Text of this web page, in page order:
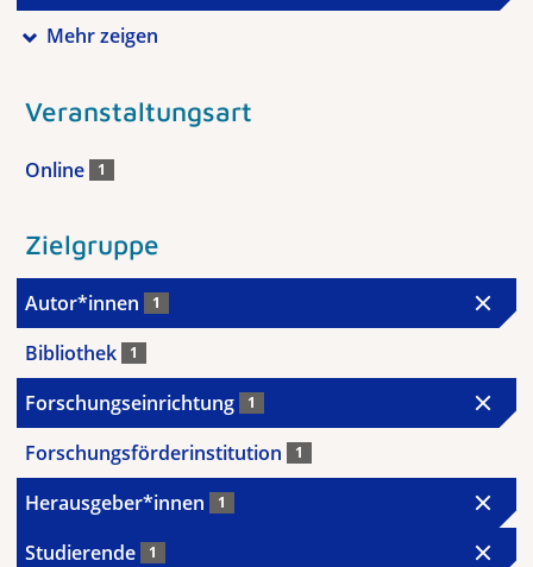
Mehr zeigen
Veranstaltungsart
Online 1
Zielgruppe
Autor*innen 1
Bibliothek 1
Forschungseinrichtung 1
Forschungsförderinstitution 1
Herausgeber*innen 1
Studierende 1